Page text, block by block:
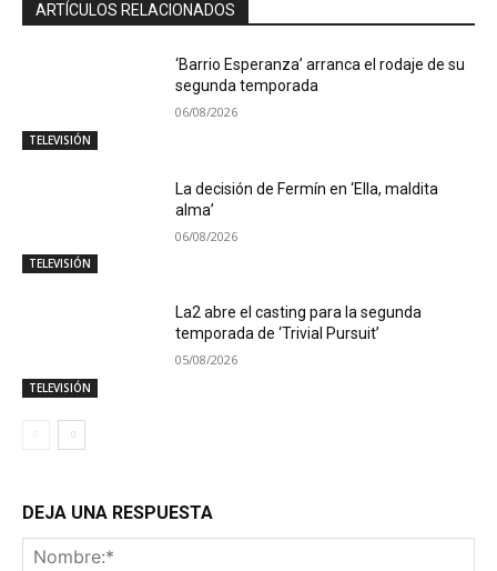
ARTÍCULOS RELACIONADOS
TELEVISIÓN
‘Barrio Esperanza’ arranca el rodaje de su
segunda temporada
06/08/2026
TELEVISIÓN
La decisión de Fermín en ‘Ella, maldita
alma’
06/08/2026
TELEVISIÓN
La2 abre el casting para la segunda
temporada de ‘Trivial Pursuit’
05/08/2026
DEJA UNA RESPUESTA